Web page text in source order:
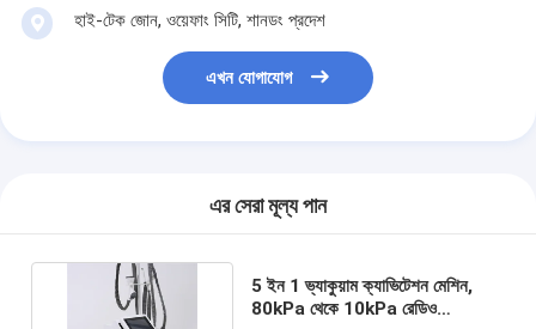
হাই-টেক জোন, ওয়েফাং সিটি, শানডং প্রদেশ
এখন যোগাযোগ
এর সেরা মূল্য পান
5 ইন 1 ভ্যাকুয়াম ক্যাভিটেশন মেশিন,
80kPa থেকে 10kPa রেডিও